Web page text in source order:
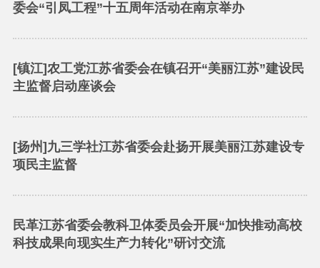
委会“引凤工程”十五周年活动在南京举办
[镇江]农工党江苏省委会在镇召开“美丽江苏”建设民
主监督启动座谈会
[扬州]九三学社江苏省委会赴扬开展美丽江苏建设专
项民主监督
民革江苏省委会教科卫体委员会开展“加快推动高校
科技成果向现实生产力转化”研讨交流